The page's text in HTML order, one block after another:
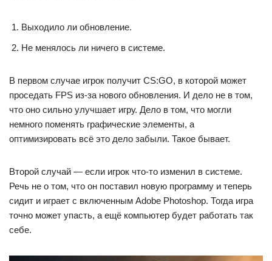
Выходило ли обновление.
Не менялось ли ничего в системе.
В первом случае игрок получит CS:GO, в которой может
проседать FPS из-за нового обновления. И дело не в том,
что оно сильно улучшает игру. Дело в том, что могли
немного поменять графические элементы, а
оптимизировать всё это дело забыли. Такое бывает.
Второй случай — если игрок что-то изменил в системе.
Речь не о том, что он поставил новую программу и теперь
сидит и играет с включенным Adobe Photoshop. Тогда игра
точно может упасть, а ещё компьютер будет работать так
себе.